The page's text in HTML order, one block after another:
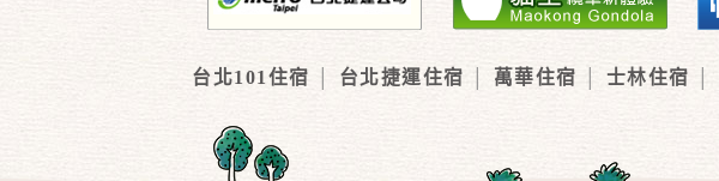
台北101住宿 台北捷運住宿 萬華住宿 士林住宿